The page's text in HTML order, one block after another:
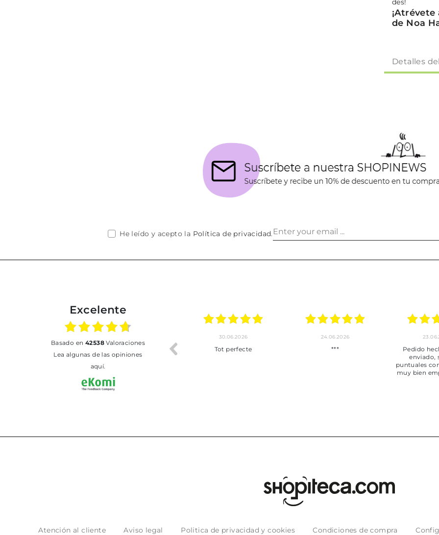
des!
de Noa
Detalles
He leído y acepto la Política de privacidad.
Excelente
basado en 42538Valoraciones
Lea algunas de las opiniones
aquí.
30.06.2026
Tot perfecte
24.06.2026
***
Pedido
enviado,
puntuales
muy bien
Atención al cliente Aviso legal Politica de privacidad y cookies Condiciones de compra